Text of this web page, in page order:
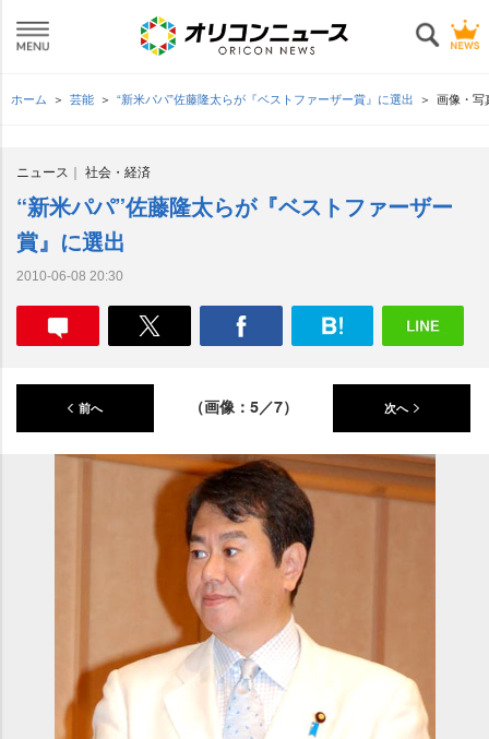
ホーム 芸能 “新米パパ”佐藤隆太らが『ベストファーザー賞』に選出 画像・写
ニュース 社会・経済
“新米パパ”佐藤隆太らが『ベストファーザー
賞』に選出
2010-06-08 20:30
前へ （画像：5／7） 次へ